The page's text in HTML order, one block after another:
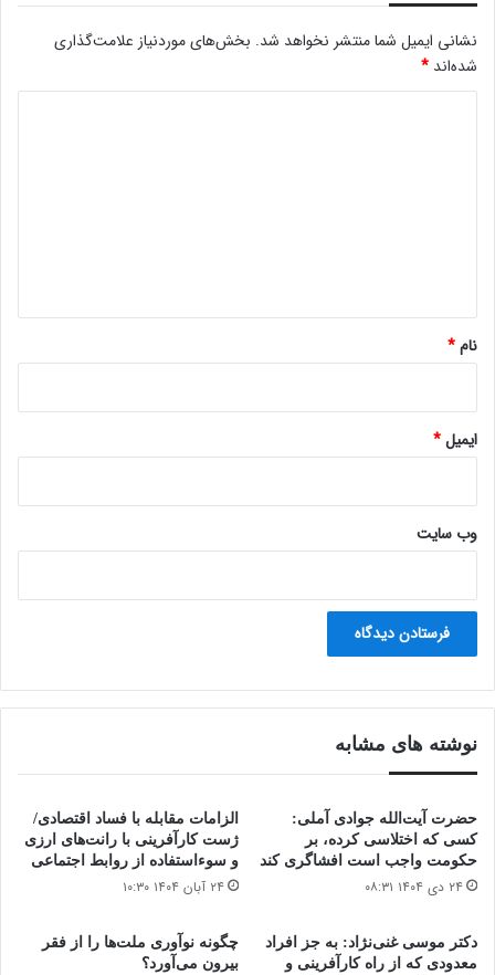
نشانی ایمیل شما منتشر نخواهد شد. بخش‌های موردنیاز علامت‌گذاری
شده‌اند *
نام*
ایمیل*
وب‌ سایت
نوشته های مشابه
حضرت آیت‌الله جوادی آملی:
کسی که اختلاسی کرده، بر
حکومت واجب است افشاگری کند
۲۴ دی ۱۴۰۴ ۰۸:۳۱
الزامات مقابله با فساد اقتصادی/
ژست کارآفرینی با رانت‌های ارزی
و سوءاستفاده از روابط اجتماعی
۲۴ آبان ۱۴۰۴ ۱۰:۳۰
دکتر موسی غنی‌نژاد: به جز افراد
معدودی که از راه کارآفرینی و
چگونه نوآوری ملت‌ها را از فقر
بیرون می‌آورد؟